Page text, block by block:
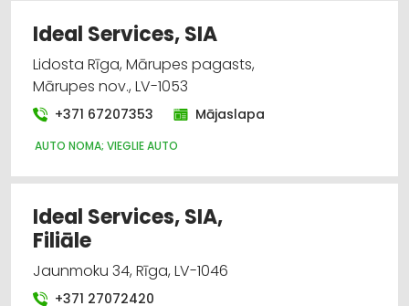
Ideal Services, SIA
Lidosta Rīga, Mārupes pagasts,
Mārupes nov., LV-1053
+371 67207353 Mājaslapa
AUTO NOMA; VIEGLIE AUTO
Ideal Services, SIA,
Filiāle
Jaunmoku 34, Rīga, LV-1046
+371 27072420